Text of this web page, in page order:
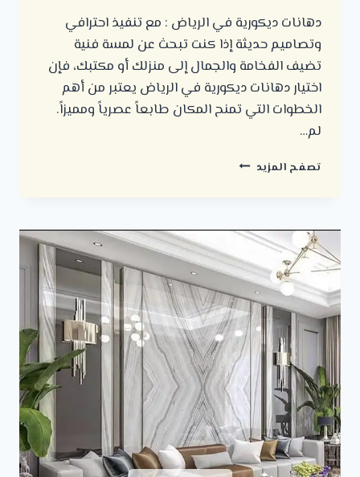
دهانات ديكورية في الرياض : مع تنفيذ احترافي
وتصاميم حديثة إذا كنت تبحث عن لمسة فنية
تضيف الفخامة والجمال إلى منزلك أو مكتبك، فإن
اختيار دهانات ديكورية في الرياض يعتبر من أهم
الخطوات التي تمنح المكان طابعاً عصرياً ومميزاً.
لم…
تصفح المزيد دهانات
:
تنفيذ
احترافي
وتصاميم
حديثة